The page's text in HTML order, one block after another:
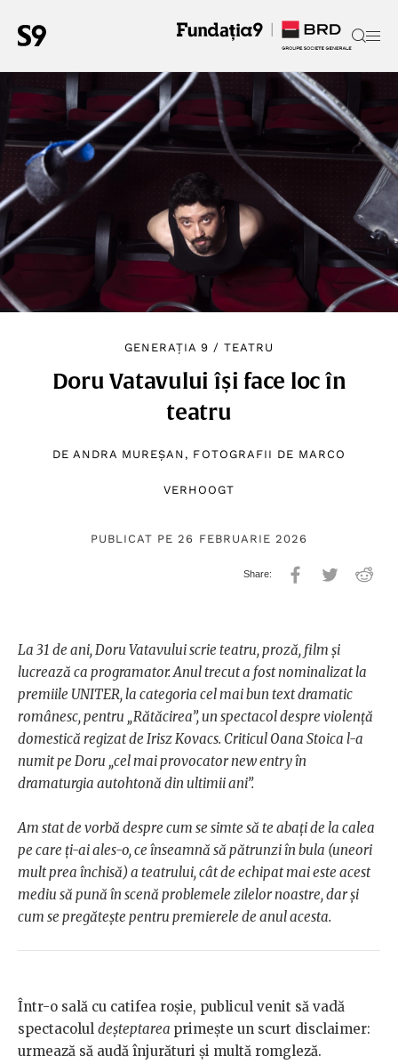
GENERAȚIA 9 /TEATRU
Doru Vatavului își face loc în
teatru
DE ANDRA MUREȘAN , FOTOGRAFII DE MARCO
VERHOOGT
PUBLICAT PE 26 FEBRUARIE 2026
La 31 de ani, Doru Vatavului scrie teatru, proză, film și
lucrează ca programator. Anul trecut a fost nominalizat la
premiile UNITER, la categoria cel mai bun text dramatic
românesc, pentru „Rătăcirea”, un spectacol despre violență
domestică regizat de Irisz Kovacs. Criticul Oana Stoica l-a
numit pe Doru „cel mai provocator new entry în
dramaturgia autohtonă din ultimii ani”.
Am stat de vorbă despre cum se simte să te abați de la calea
pe care ți-ai ales-o, ce înseamnă să pătrunzi în bula (uneori
mult prea închisă) a teatrului, cât de echipat mai este acest
mediu să pună în scenă problemele zilelor noastre, dar și
cum se pregătește pentru premierele de anul acesta.
Într-o sală cu catifea roșie, publicul venit să vadă
spectacolul deșteptarea primește un scurt disclaimer:
urmează să audă înjurături și multă romgleză.